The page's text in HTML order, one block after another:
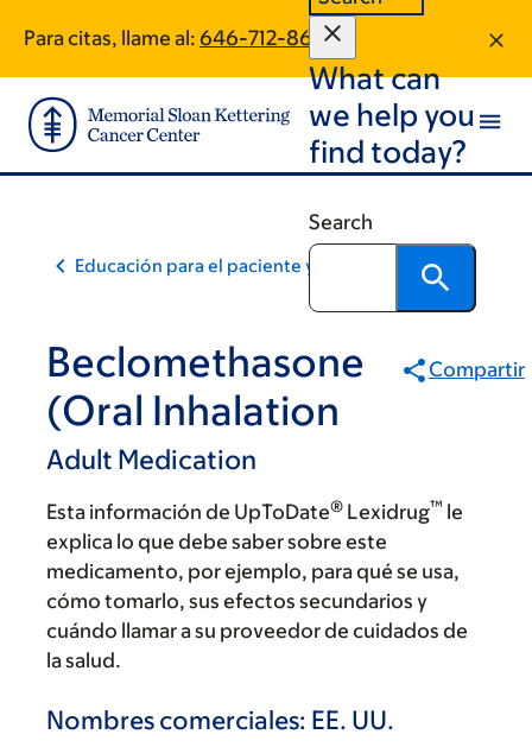
main
content
footer
Para citas, llame al: 646-712-8657
What can
we help you
find today?
Search
Educación para el paciente y la comunidad
Beclomethasone
(Oral Inhalation
Adult Medication
Compartir
Esta información de UpToDate® Lexidrug™ le
explica lo que debe saber sobre este
medicamento, por ejemplo, para qué se usa,
cómo tomarlo, sus efectos secundarios y
cuándo llamar a su proveedor de cuidados de
la salud.
Nombres comerciales: EE. UU.